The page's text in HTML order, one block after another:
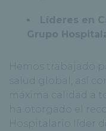
Líderes en
Grupo
Hemos trabajado
salud global, así
máxima calidad a
ha otorgado el
Hospitalario líder